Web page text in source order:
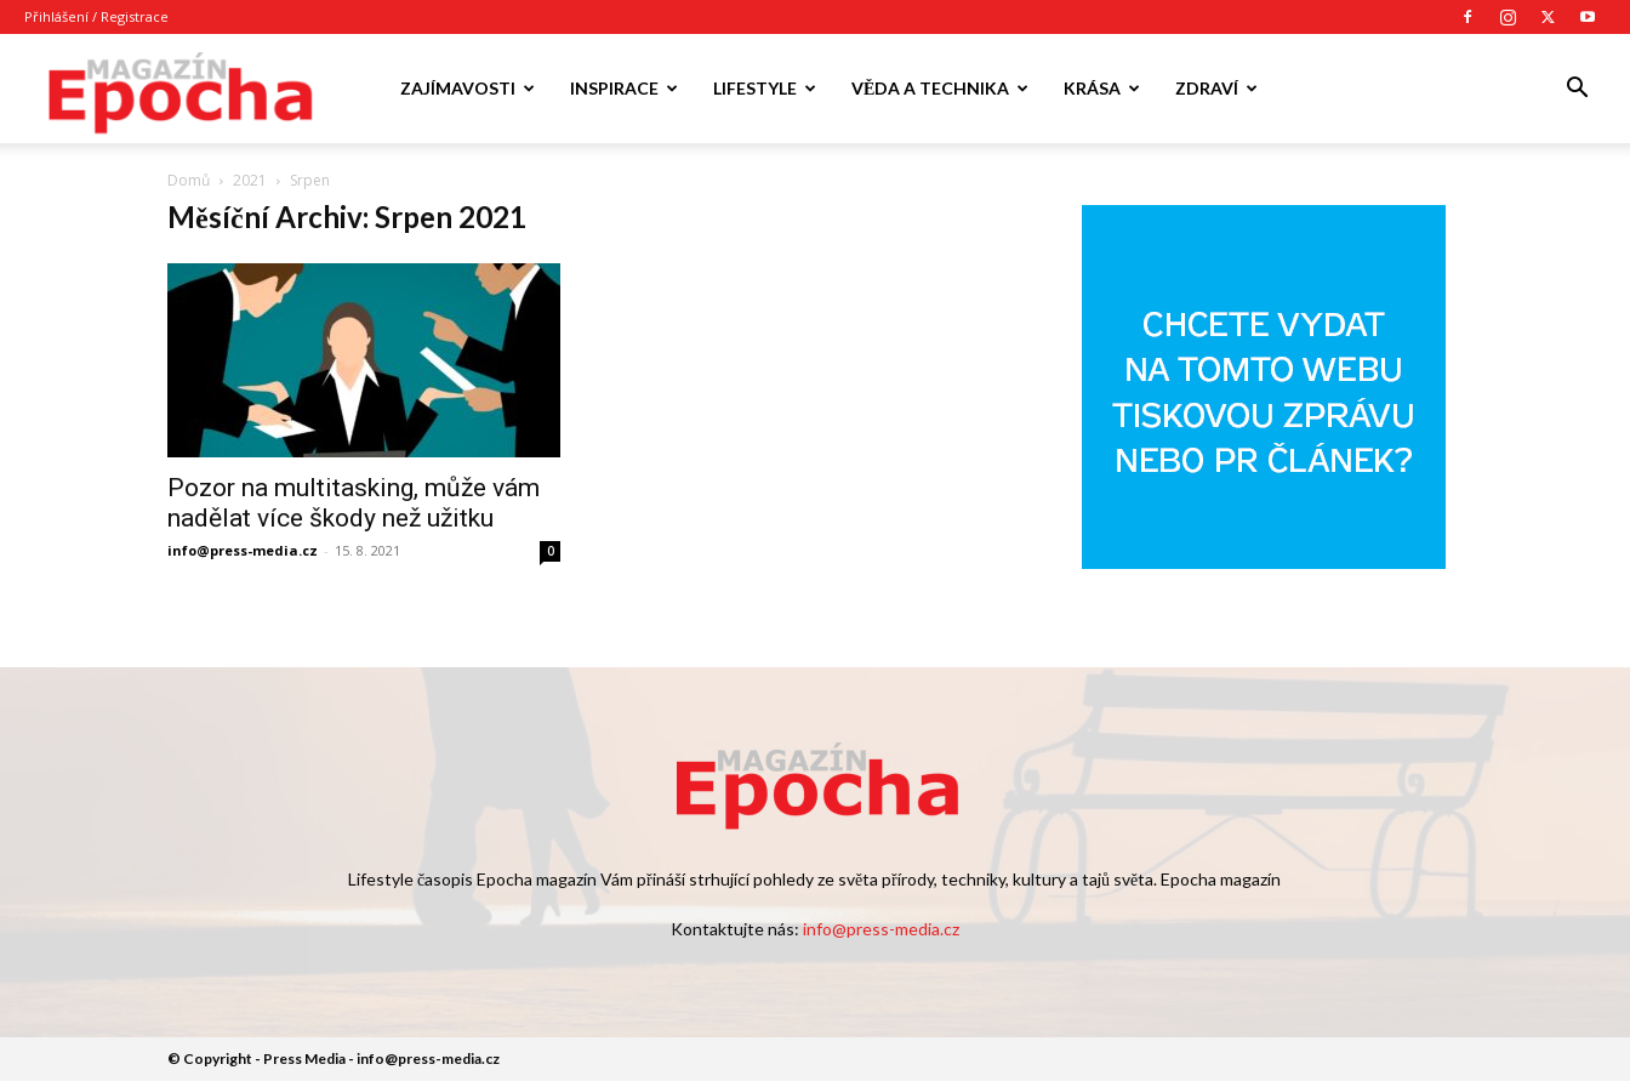
Přihlášení / Registrace
ZAJÍMAVOSTI INSPIRACE LIFESTYLE VĚDA A TECHNIKA KRÁSA ZDRAVÍ
Domů 2021 Srpen
Měsíční Archiv: Srpen 2021
Pozor na multitasking, může vám
nadělat více škody než užitku
info@press-media.cz - 15. 8. 2021 0
Lifestyle časopis Epocha magazín Vám přináší strhující pohledy ze světa přírody, techniky, kultury a tajů světa. Epocha magazín
Kontaktujte nás:info@press-media.cz
© Copyright - Press Media - info@press-media.cz